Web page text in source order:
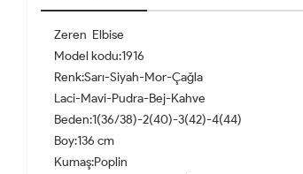
Zeren Elbise
Model kodu:1916
Renk:Sarı-Siyah-Mor-Çağla
Laci-Mavi-Pudra-Bej-Kahve
Beden:1(36/38)-2(40)-3(42)-4(44)
Boy:136 cm
Kumaş:Poplin